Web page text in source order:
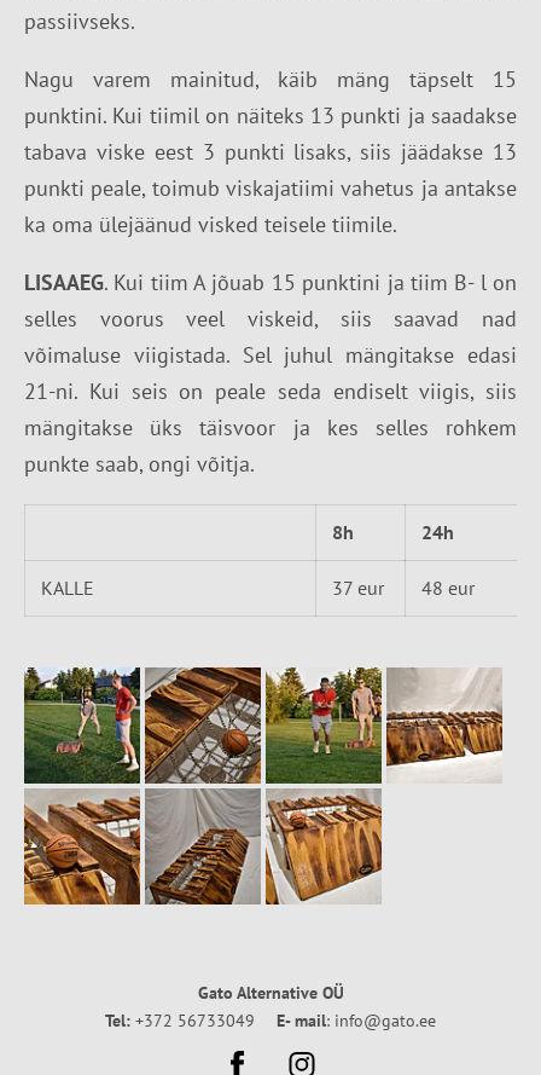
passiivseks.
Nagu varem mainitud, käib mäng täpselt 15
punktini. Kui tiimil on näiteks 13 punkti ja saadakse
tabava viske eest 3 punkti lisaks, siis jäädakse 13
punkti peale, toimub viskajatiimi vahetus ja antakse
ka oma ülejäänud visked teisele tiimile.
LISAAEG. Kui tiim A jõuab 15 punktini ja tiim B- l on
selles voorus veel viskeid, siis saavad nad
võimaluse viigistada. Sel juhul mängitakse edasi
21-ni. Kui seis on peale seda endiselt viigis, siis
mängitakse üks täisvoor ja kes selles rohkem
punkte saab, ongi võitja.
8h 24h
KALLE 37 eur 48 eur
Gato Alternative OÜ
Tel: +372 56733049 E- mail: info@gato.ee